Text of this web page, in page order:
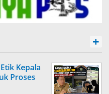
+
Kepala
Proses